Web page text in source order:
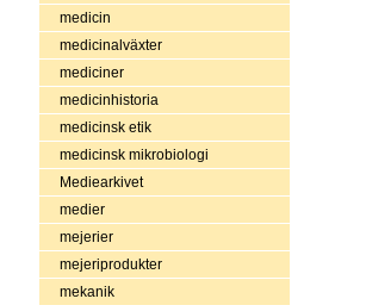
medicin
medicinalväxter
mediciner
medicinhistoria
medicinsk etik
medicinsk mikrobiologi
Mediearkivet
medier
mejerier
mejeriprodukter
mekanik